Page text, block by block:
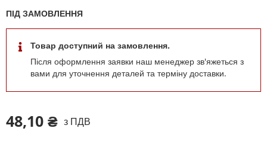
48,10 ₴ з ПДВ
ПІД ЗАМОВЛЕННЯ
Товар доступний на замовлення.
Після оформлення заявки наш менеджер зв'яжеться з
вами для уточнення деталей та терміну доставки.